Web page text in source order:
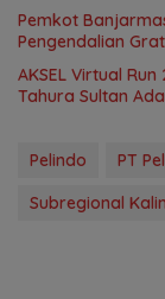
Pemkot
Pengendalian
AKSEL Virtual
Tahura Sultan
Pelindo
PT
Subregional